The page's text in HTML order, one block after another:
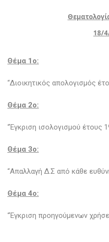
18/
Θέμα 1o:
“Διοικητικός απολογισμός
Θέμα 2ο:
“Έγκριση ισολογισμού έτους
Θέμα 3o:
“Απαλλαγή Δ.Σ από κάθε
Θέμα 4o:
“Έγκριση προηγούμενων